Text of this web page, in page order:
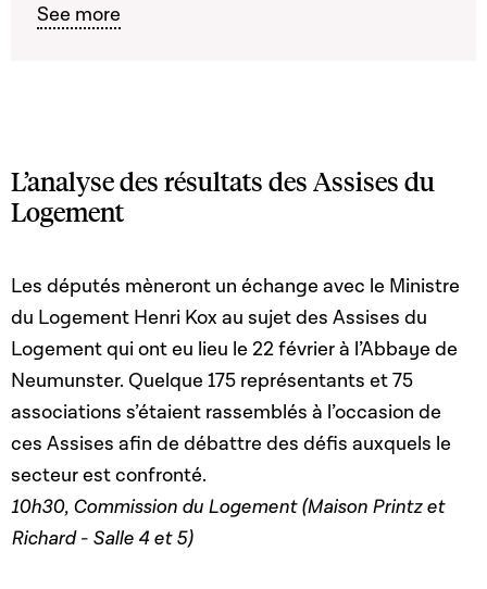
See more
L’analyse des résultats des Assises du
Logement
Les députés mèneront un échange avec le Ministre
du Logement Henri Kox au sujet des Assises du
Logement qui ont eu lieu le 22 février à l’Abbaye de
Neumunster. Quelque 175 représentants et 75
associations s’étaient rassemblés à l’occasion de
ces Assises afin de débattre des défis auxquels le
secteur est confronté.
10h30, Commission du Logement (Maison Printz et
Richard - Salle 4 et 5)